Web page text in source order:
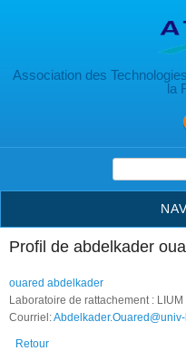
Association des
la
Formulaire
Profil de abdelkader
ouared abdelkader
Laboratoire de rattachement : LIUM
Courriel:
Retour